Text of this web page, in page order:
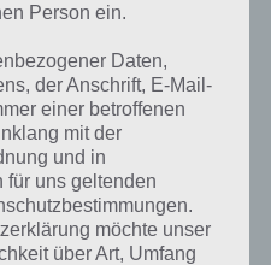
Person ein.
Daten,
der Anschrift, E-Mail-
einer betroffenen
mit der
und in
für uns geltenden
möchte unser
über Art, Umfang